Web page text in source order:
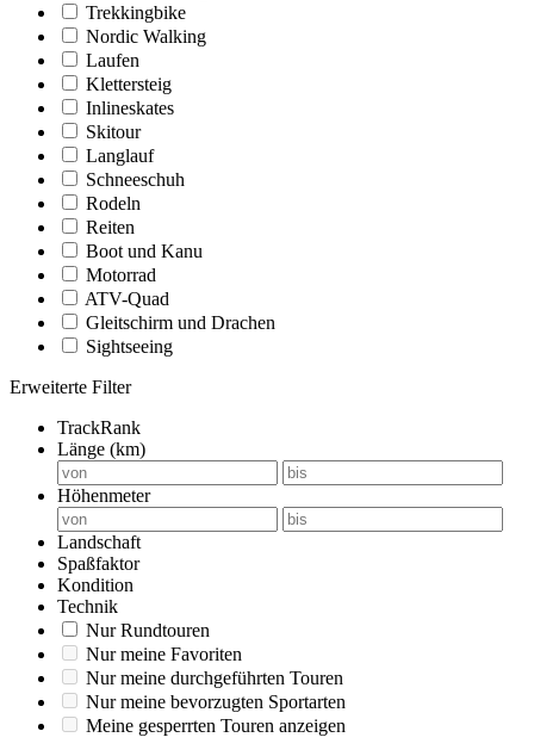
Trekkingbike
Nordic Walking
Laufen
Klettersteig
Inlineskates
Skitour
Langlauf
Schneeschuh
Rodeln
Reiten
Boot und Kanu
Motorrad
ATV-Quad
Gleitschirm und Drachen
Sightseeing
Erweiterte Filter
TrackRank
Länge (km)
Höhenmeter
Landschaft
Spaßfaktor
Kondition
Technik
Nur Rundtouren
Nur meine Favoriten
Nur meine durchgeführten Touren
Nur meine bevorzugten Sportarten
Meine gesperrten Touren anzeigen